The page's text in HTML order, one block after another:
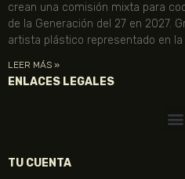
crean una comisión mixta para
de la Generación del 27 en 2027.
artista plástico representado en la
LEER MÁS »
ENLACES LEGALES
TU CUENTA